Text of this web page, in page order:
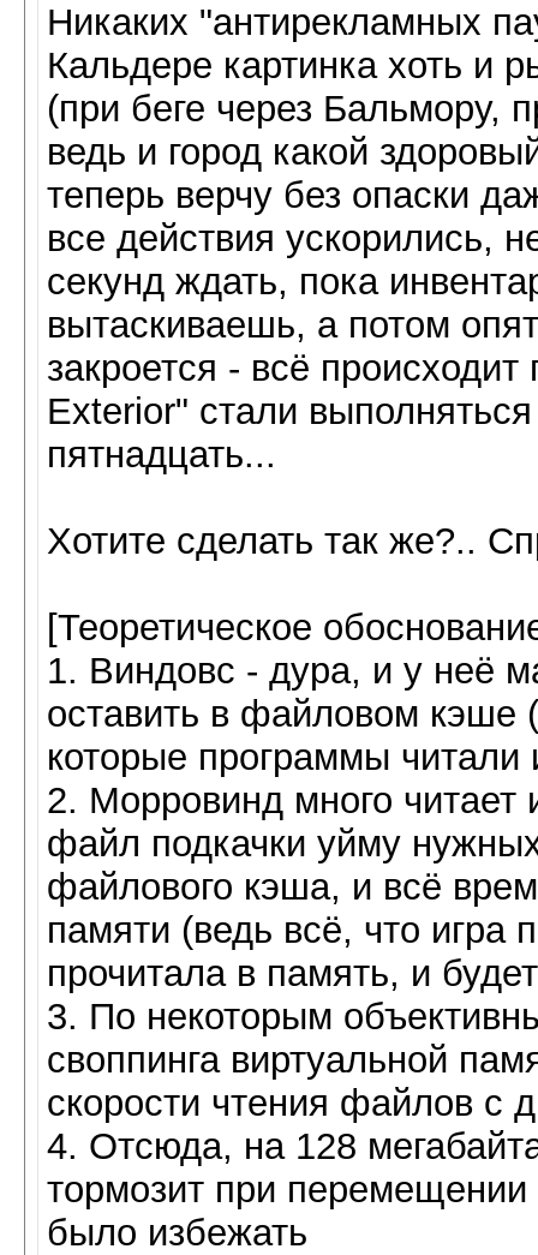
Никаких "антирекламных
Кальдере картинка хоть и
(при беге через Бальмору,
ведь и город какой
теперь верчу без опаски
все действия ускорились,
секунд ждать, пока
вытаскиваешь, а потом
закроется - всё
Exterior" стали
пятнадцать...
Хотите сделать так же?..
[Теоретическое
1. Виндовс - дура, и у неё
оставить в файловом кэше
которые программы
2. Морровинд много
файл подкачки уйму
файлового кэша, и всё
памяти (ведь всё, что игра
прочитала в память, и
3. По некоторым
своппинга виртуальной
скорости чтения файлов с
4. Отсюда, на 128
тормозит при перемещении
было избежать